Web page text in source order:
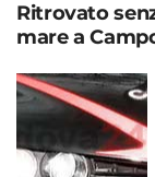
Ritrovato
mare a